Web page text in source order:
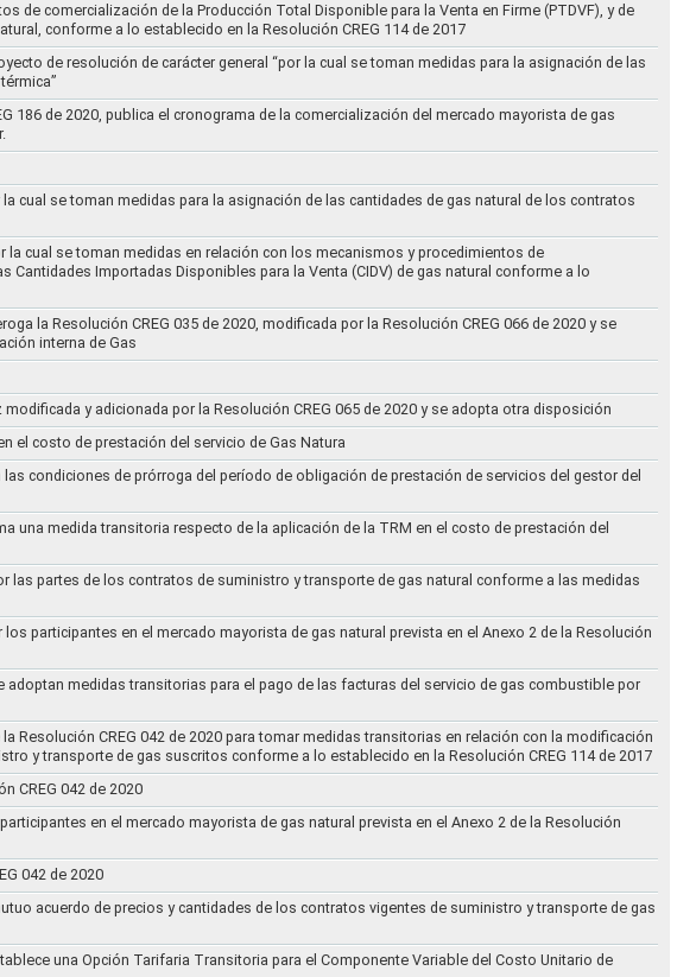
de comercialización de la Producción Total Disponible para la Venta en Firme (PTDVF), y de
conforme a lo establecido en la Resolución CREG 114 de 2017
de resolución de carácter general “por la cual se toman medidas para la asignación de las
186 de 2020, publica el cronograma de la comercialización del mercado mayorista de gas
cual se toman medidas para la asignación de las cantidades de gas natural de los contratos
la cual se toman medidas en relación con los mecanismos y procedimientos de
Cantidades Importadas Disponibles para la Venta (CIDV) de gas natural conforme a lo
la Resolución CREG 035 de 2020, modificada por la Resolución CREG 066 de 2020 y se
interna de Gas
y adicionada por la Resolución CREG 065 de 2020 y se adopta otra disposición
el costo de prestación del servicio de Gas Natura
condiciones de prórroga del período de obligación de prestación de servicios del gestor del
una medida transitoria respecto de la aplicación de la TRM en el costo de prestación del
partes de los contratos de suministro y transporte de gas natural conforme a las medidas
participantes en el mercado mayorista de gas natural prevista en el Anexo 2 de la Resolución
adoptan medidas transitorias para el pago de las facturas del servicio de gas combustible por
Resolución CREG 042 de 2020 para tomar medidas transitorias en relación con la modificación
y transporte de gas suscritos conforme a lo establecido en la Resolución CREG 114 de 2017
CREG 042 de 2020
en el mercado mayorista de gas natural prevista en el Anexo 2 de la Resolución
042 de 2020
acuerdo de precios y cantidades de los contratos vigentes de suministro y transporte de gas
una Opción Tarifaria Transitoria para el Componente Variable del Costo Unitario de